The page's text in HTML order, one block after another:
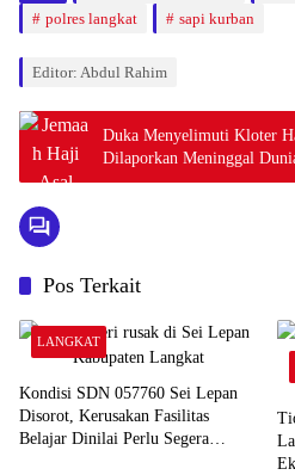
polres langkat
sapi kurban
Editor: Abdul Rahim
Duka Menyelimuti Kloter
Dilaporkan Meninggal
Pos Terkait
LANGKAT
Kondisi SDN 057760 Sei Lepan
Disorot, Kerusakan Fasilitas
Belajar Dinilai Perlu Segera